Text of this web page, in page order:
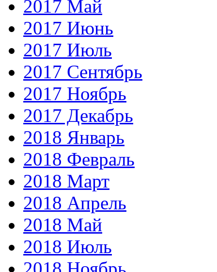
2017 Май
2017 Июнь
2017 Июль
2017 Сентябрь
2017 Ноябрь
2017 Декабрь
2018 Январь
2018 Февраль
2018 Март
2018 Апрель
2018 Май
2018 Июль